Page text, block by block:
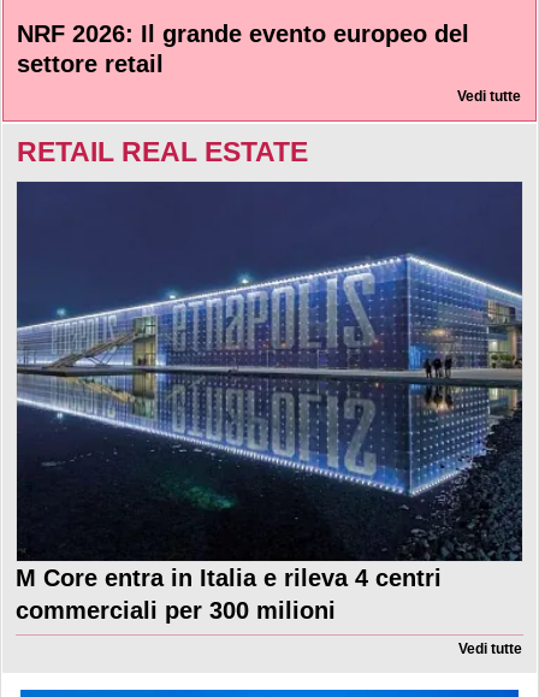
NRF 2026: Il grande evento europeo del
settore retail
Vedi tutte
RETAIL REAL ESTATE
M Core entra in Italia e rileva 4 centri
commerciali per 300 milioni
Vedi tutte